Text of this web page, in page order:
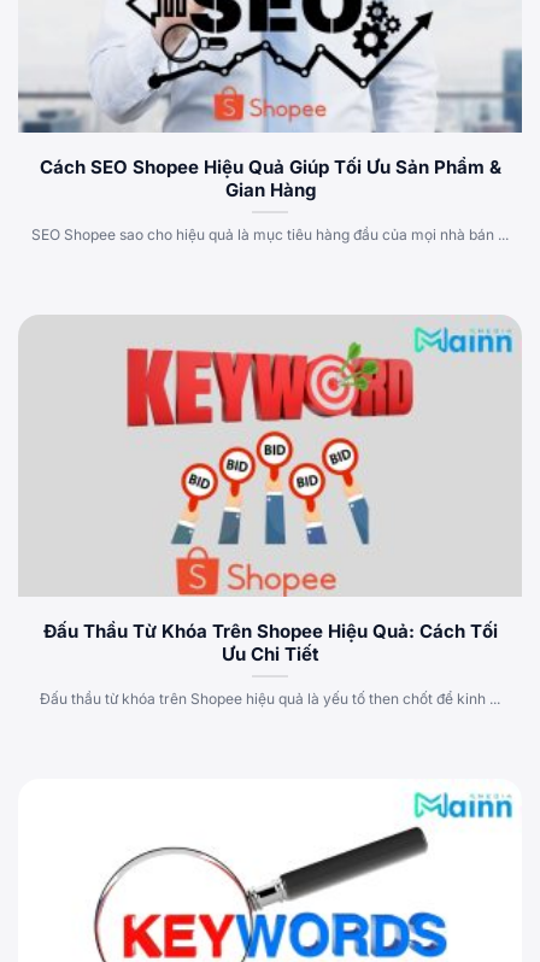
Cách SEO Shopee Hiệu Quả Giúp Tối Ưu Sản Phẩm &
Gian Hàng
SEO Shopee sao cho hiệu quả là mục tiêu hàng đầu của mọi nhà bán ...
Đấu Thầu Từ Khóa Trên Shopee Hiệu Quả: Cách Tối
Ưu Chi Tiết
Đấu thầu từ khóa trên Shopee hiệu quả là yếu tố then chốt để kinh ...